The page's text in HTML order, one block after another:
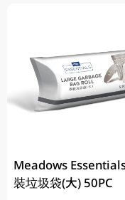
Meadows
裝垃圾袋(大) 50PC